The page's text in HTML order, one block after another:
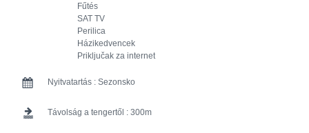
Fűtés
SAT TV
Perilica
Házikedvencek
Priključak za internet
Nyitvatartás : Sezonsko
Távolság a tengertől : 300